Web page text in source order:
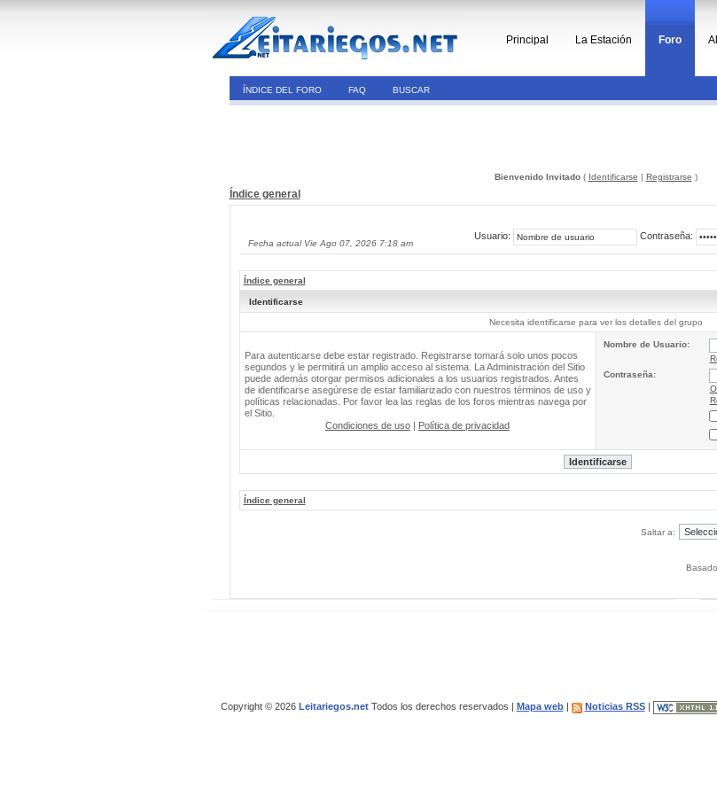
Principal La Estación Foro
ÍNDICE DEL FORO FAQ BUSCAR
Bienvenido Invitado( Identificarse | Registrarse )
Índice general
Fecha actual Vie Ago 07, 2026 7:18 am
Usuario: Contraseña:
Índice general
Identificarse
Necesita identificarse para ver los detalles del grupo
Para autenticarse debe estar registrado. Registrarse tomará solo unos pocos
segundos y le permitirá un amplio acceso al sistema. La Administración del Sitio
puede además otorgar permisos adicionales a los usuarios registrados. Antes
de identificarse asegúrese de estar familiarizado con nuestros términos de uso y
políticas relacionadas. Por favor lea las reglas de los foros mientras navega por
el Sitio.
Condiciones de uso | Política de privacidad
Nombre de Usuario:
Contraseña:
Índice general
Saltar a:
Copyright © 2026 Leitariegos.netTodos los derechos reservados | Mapa web| Noticias RSS|